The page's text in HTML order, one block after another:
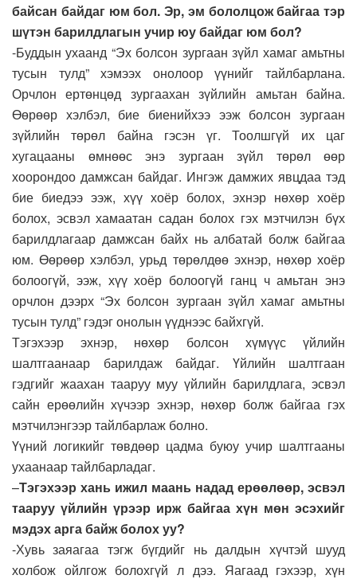
байсан байдаг юм бол. Эр, эм бололцож байгаа тэр
шүтэн барилдлагын учир юу байдаг юм бол?
-Буддын ухаанд “Эх болсон зургаан зүйл хамаг амьтны
тусын тулд” хэмээх онолоор үүнийг тайлбарлана.
Орчлон ертөнцөд зургаахан зүйлийн амьтан байна.
Өөрөөр хэлбэл, бие биенийхээ ээж болсон зургаан
зүйлийн төрөл байна гэсэн үг. Тоолшгүй их цаг
хугацааны өмнөөс энэ зургаан зүйл төрөл өөр
хоорондоо дамжсан байдаг. Ингэж дамжих явцдаа тэд
бие биедээ ээж, хүү хоёр болох, эхнэр нөхөр хоёр
болох, эсвэл хамаатан садан болох гэх мэтчилэн бүх
барилдлагаар дамжсан байх нь албатай болж байгаа
юм. Өөрөөр хэлбэл, урьд төрөлдөө эхнэр, нөхөр хоёр
болоогүй, ээж, хүү хоёр болоогүй ганц ч амьтан энэ
орчлон дээрх “Эх болсон зургаан зүйл хамаг амьтны
тусын тулд” гэдэг онолын үүднээс байхгүй.
Тэгэхээр эхнэр, нөхөр болсон хүмүүс үйлийн
шалтгаанаар барилдаж байдаг. Үйлийн шалтгаан
гэдгийг жаахан тааруу муу үйлийн барилдлага, эсвэл
сайн ерөөлийн хүчээр эхнэр, нөхөр болж байгаа гэх
мэтчилэнгээр тайлбарлаж болно.
Үүний логикийг төвдөөр цадма буюу учир шалтгааны
ухаанаар тайлбарладаг.
–Тэгэхээр хань ижил маань надад ерөөлөөр, эсвэл
тааруу үйлийн үрээр ирж байгаа хүн мөн эсэхийг
мэдэх арга байж болох уу?
-Хувь заяагаа тэгж бүгдийг нь далдын хүчтэй шууд
холбож ойлгож болохгүй л дээ. Яагаад гэхээр, хүн